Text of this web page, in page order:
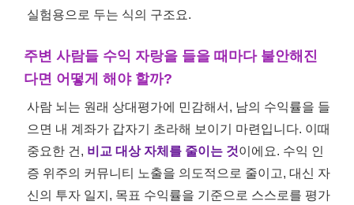
실험용으로 두는 식의 구조요.
주변 사람들 수익 자랑을 들을 때마다 불안해진
다면 어떻게 해야 할까?
사람 뇌는 원래 상대평가에 민감해서, 남의 수익률을 들
으면 내 계좌가 갑자기 초라해 보이기 마련입니다. 이때
중요한 건, 비교 대상 자체를 줄이는 것이에요. 수익 인
증 위주의 커뮤니티 노출을 의도적으로 줄이고, 대신 자
신의 투자 일지, 목표 수익률을 기준으로 스스로를 평가